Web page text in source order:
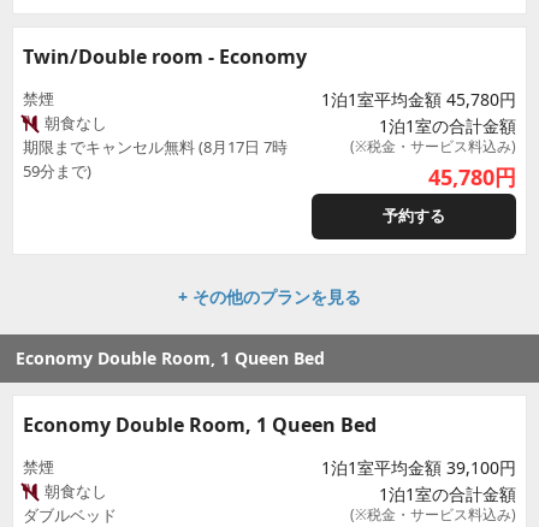
Twin/Double room - Economy
禁煙
朝食なし
期限までキャンセル無料 (8月17日 7時
59分まで)
1泊1室平均金額 45,780円
1泊1室の合計金額
(※税金・サービス料込み)
45,780円
予約する
+ その他のプランを見る
Economy Double Room, 1 Queen Bed
Economy Double Room, 1 Queen Bed
禁煙
朝食なし
ダブルベッド
1泊1室平均金額 39,100円
1泊1室の合計金額
(※税金・サービス料込み)